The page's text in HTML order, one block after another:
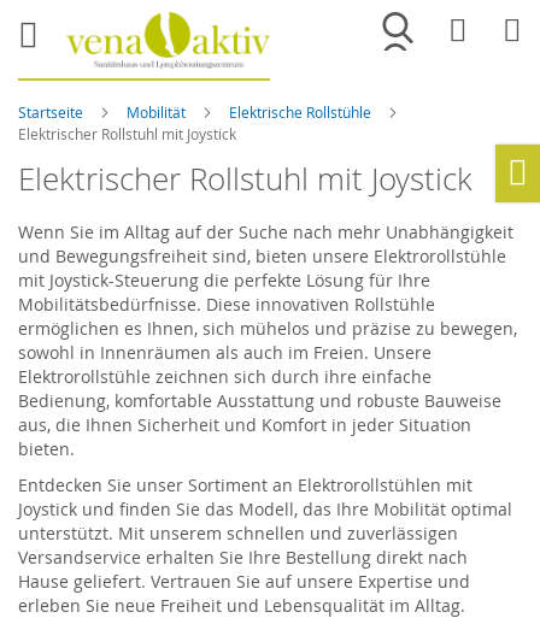
Merkliste
Startseite Mobilität
Elektrische Rollstühle
Elektrischer Rollstuhl mit Joystick
Elektrischer Rollstuhl mit Joystick
Wenn Sie im Alltag auf der Suche nach mehr Unabhängigkeit
und Bewegungsfreiheit sind, bieten unsere Elektrorollstühle
mit Joystick-Steuerung die perfekte Lösung für Ihre
Mobilitätsbedürfnisse. Diese innovativen Rollstühle
ermöglichen es Ihnen, sich mühelos und präzise zu bewegen,
sowohl in Innenräumen als auch im Freien. Unsere
Elektrorollstühle zeichnen sich durch ihre einfache
Bedienung, komfortable Ausstattung und robuste Bauweise
aus, die Ihnen Sicherheit und Komfort in jeder Situation
bieten.
Entdecken Sie unser Sortiment an Elektrorollstühlen mit
Joystick und finden Sie das Modell, das Ihre Mobilität optimal
unterstützt. Mit unserem schnellen und zuverlässigen
Versandservice erhalten Sie Ihre Bestellung direkt nach
Hause geliefert. Vertrauen Sie auf unsere Expertise und
erleben Sie neue Freiheit und Lebensqualität im Alltag.